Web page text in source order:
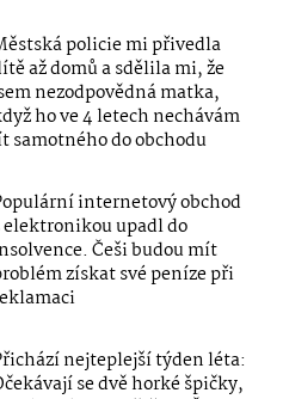
policie mi přivedla
až domů a sdělila mi, že
nezodpovědná matka,
ho ve 4 letech nechávám
samotného do obchodu
internetový obchod
elektronikou upadl do
Češi budou mít
získat své peníze při
nejteplejší týden léta:
se dvě horké špičky,